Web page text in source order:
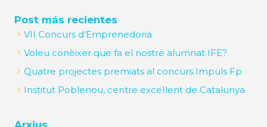
Post más recientes
VII Concurs d’Emprenedoria
Voleu conèixer que fa el nostre alumnat IFE?
Quatre projectes premiats al concurs Impuls Fp
Institut Poblenou, centre excel·lent de Catalunya
Arxius